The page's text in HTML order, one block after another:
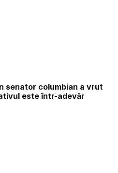
senator columbian a vrut
este într-adevăr